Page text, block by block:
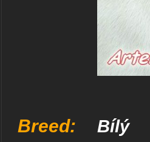
Breed:
Bílý